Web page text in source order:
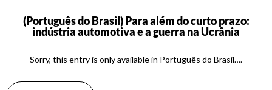
(Português do Brasil) Para além do curto prazo:
indústria automotiva e a guerra na Ucrânia
Sorry, this entry is only available in Português do Brasil….